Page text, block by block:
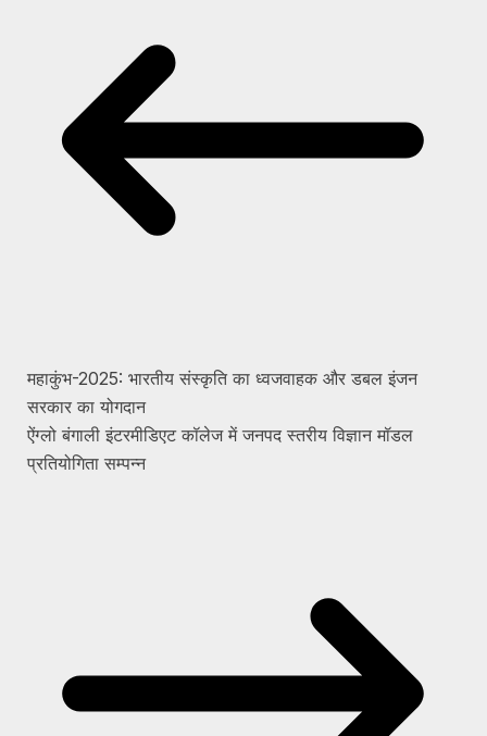
महाकुंभ-2025: भारतीय संस्कृति का ध्वजवाहक और डबल इंजन
सरकार का योगदान
ऐंग्लो बंगाली इंटरमीडिएट कॉलेज में जनपद स्तरीय विज्ञान मॉडल
प्रतियोगिता सम्पन्न